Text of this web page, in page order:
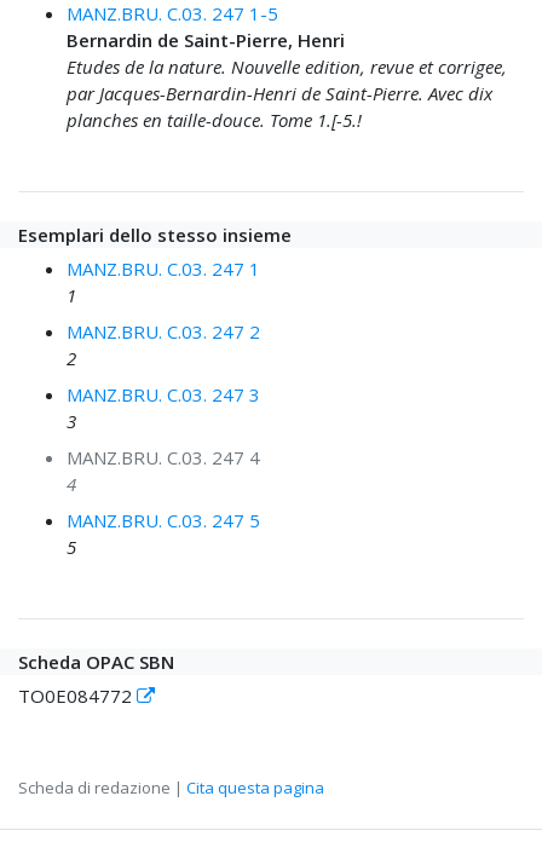
MANZ.BRU. C.03. 247 1-5
Bernardin de Saint-Pierre, Henri
Etudes de la nature. Nouvelle edition, revue et corrigee,
par Jacques-Bernardin-Henri de Saint-Pierre. Avec dix
planches en taille-douce. Tome 1.[-5.!
Esemplari dello stesso insieme
MANZ.BRU. C.03. 247 1
1
MANZ.BRU. C.03. 247 2
2
MANZ.BRU. C.03. 247 3
3
MANZ.BRU. C.03. 247 4
4
MANZ.BRU. C.03. 247 5
5
Scheda OPAC SBN
TO0E084772
Scheda di redazione | Cita questa pagina